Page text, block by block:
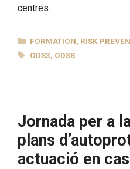
centres.
CATEGORIES
FORMATION, RISK
TAGS
ODS3, ODS8
Jornada per a
plans
actuació en